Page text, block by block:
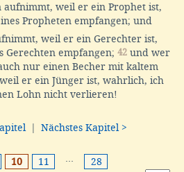
aufnimmt, weil er ein Prophet ist,
Propheten empfangen; und
weil er ein Gerechter ist,
empfangen; 42 und wer
nur einen Becher mit kaltem
er ein Jünger ist, wahrlich, ich
Lohn nicht verlieren!
Nächstes Kapitel >
10 11 ··· 28